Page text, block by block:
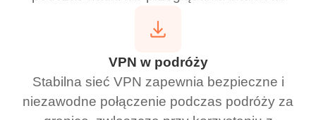
VPN w podróży
Stabilna sieć VPN zapewnia bezpieczne i
niezawodne połączenie podczas podróży za